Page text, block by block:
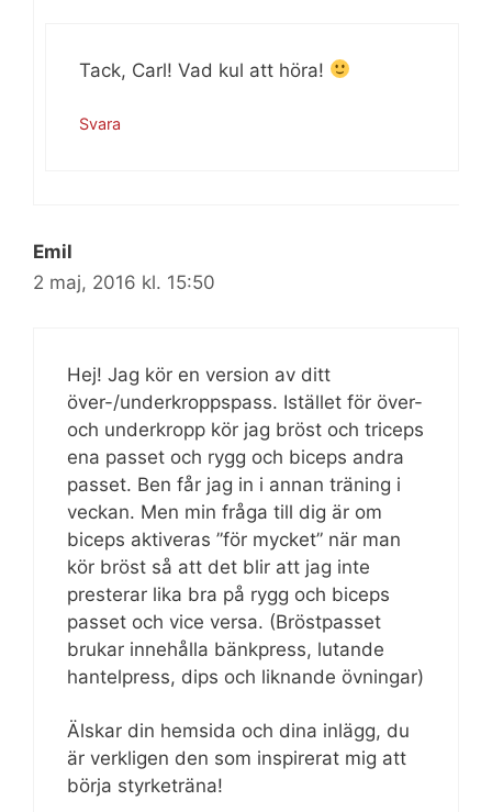
Tack, Carl! Vad kul att höra!
Svara
Emil
2 maj, 2016 kl. 15:50
Hej! Jag kör en version av ditt
över-/underkroppspass. Istället för över-
och underkropp kör jag bröst och triceps
ena passet och rygg och biceps andra
passet. Ben får jag in i annan träning i
veckan. Men min fråga till dig är om
biceps aktiveras ”för mycket” när man
kör bröst så att det blir att jag inte
presterar lika bra på rygg och biceps
passet och vice versa. (Bröstpasset
brukar innehålla bänkpress, lutande
hantelpress, dips och liknande övningar)
Älskar din hemsida och dina inlägg, du
är verkligen den som inspirerat mig att
börja styrketräna!